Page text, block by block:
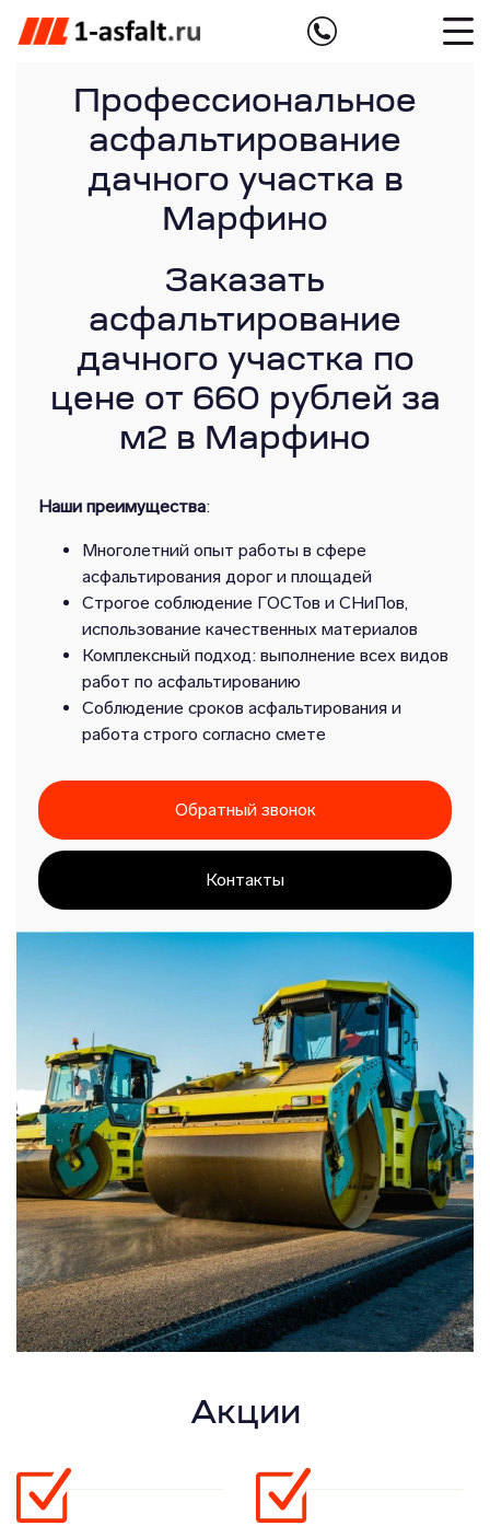
Профессиональное
асфальтирование
дачного участка в
Марфино
Заказать
асфальтирование
дачного участка по
цене от 660 рублей за
м2 в Марфино
Наши преимущества:
Многолетний опыт работы в сфере
асфальтирования дорог и площадей
Строгое соблюдение ГОСТов и СНиПов,
использование качественных материалов
Комплексный подход: выполнение всех видов
работ по асфальтированию
Соблюдение сроков асфальтирования и
работа строго согласно смете
Обратный звонок
Контакты
Акции